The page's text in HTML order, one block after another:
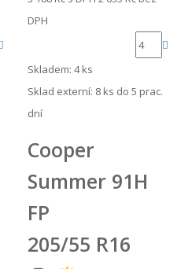
DPH
Skladem: 4 ks
Sklad externí: 8 ks do 5 prac.
dní
Cooper
Summer 91H
FP
205/55 R16